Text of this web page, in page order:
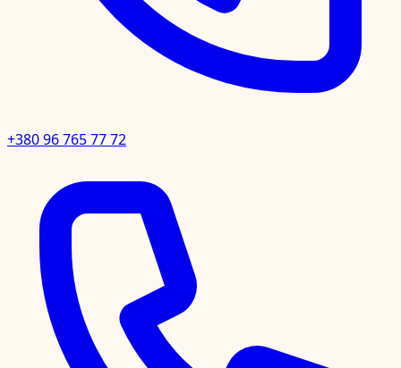
+380 96 765 77 72